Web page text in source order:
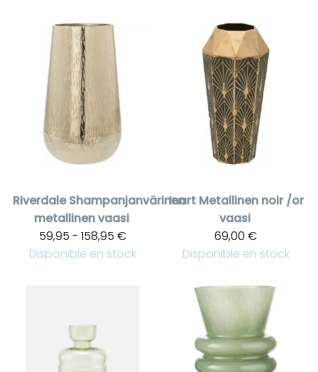
Riverdale Shampanjanvärinen
metallinen vaasi
59,95 - 158,95 €
Disponible en stock
Inart Metallinen noir /or
vaasi
69,00 €
Disponible en stock